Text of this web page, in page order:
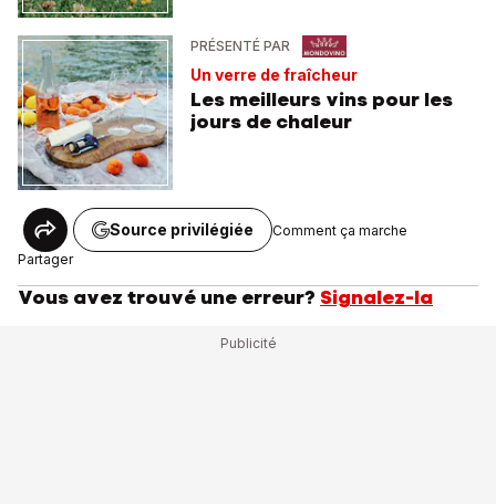
PRÉSENTÉ PAR
Un verre de fraîcheur
Les meilleurs vins pour les
jours de chaleur
Partager
Source privilégiée Comment ça marche
Vous avez trouvé une erreur? Signalez-la